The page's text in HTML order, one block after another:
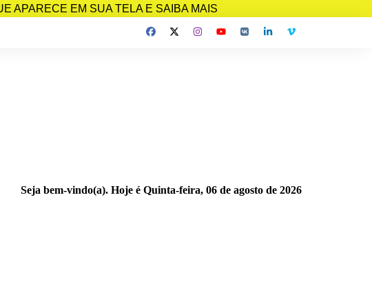
APARECE EM SUA TELA E SAIBA MAIS
Seja bem-vindo(a). Hoje é Quinta-feira, 06 de agosto de 2026